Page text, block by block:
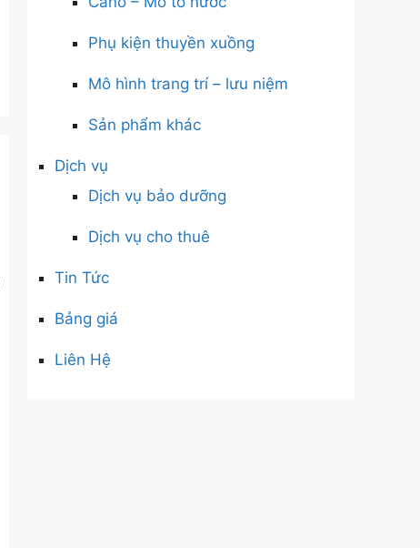
Phụ kiện thuyền xuồng
Mô hình trang trí – lưu niệm
Sản phẩm khác
Dịch vụ
Dịch vụ bảo dưỡng
Dịch vụ cho thuê
Tin Tức
Bảng giá
Liên Hệ